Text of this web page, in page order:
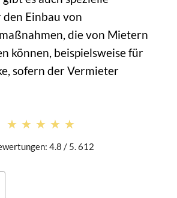
Einbau von
die von Mietern
können, beispielsweise für
sofern der Vermieter
★★★★★
★★★★★
4.8 / 5. 612